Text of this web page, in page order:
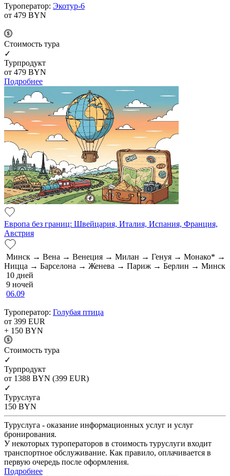
Туроператор: Экотур-6
от 479 BYN
Cтоимость тура
✓
Турпродукт
от 479 BYN
Подробнее
Европа без границ: Швейцария, Италия, Испания, Франция,
Австрия
Минск → Вена → Венеция → Милан → Генуя → Монако* →
Ницца → Барселона → Женева → Париж → Берлин → Минск
10 дней
9 ночей
06.09
Туроператор: Голубая птица
от 399 EUR
+ 150 BYN
Cтоимость тура
✓
Турпродукт
от 1388 BYN (399 EUR)
✓
Туруслуга
150 BYN
Туруслуга - оказание информационных услуг и услуг
бронирования.
У некоторых туроператоров в стоимость туруслуги входит
транспортное обслуживание. Как правило, оплачивается в
первую очередь после оформления.
Подробнее